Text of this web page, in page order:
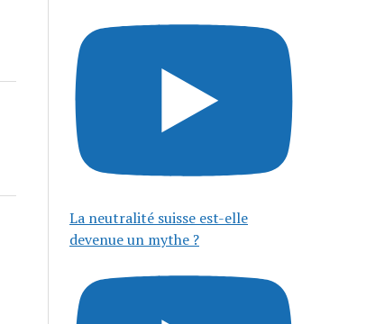
La neutralité suisse est-elle
devenue un mythe ?